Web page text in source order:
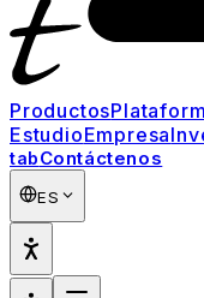
Productos
EstudioEmpresa
tabContáctenos
ES